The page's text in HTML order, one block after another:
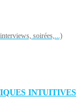
soirées,...)
INTUITIVES